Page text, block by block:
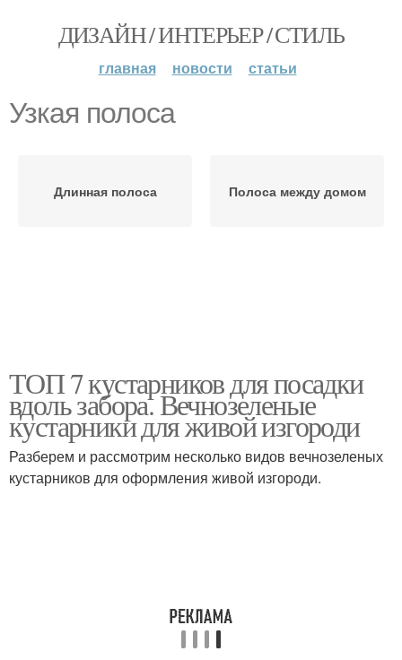
ДИЗАЙН / ИНТЕРЬЕР / СТИЛЬ
главная новости статьи
Узкая полоса
Длинная полоса Полоса между домом
ТОП 7 кустарников для посадки
вдоль забора. Вечнозеленые
кустарники для живой изгороди
Разберем и рассмотрим несколько видов вечнозеленых
кустарников для оформления живой изгороди.